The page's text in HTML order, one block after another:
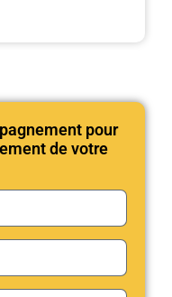
pour
de votre